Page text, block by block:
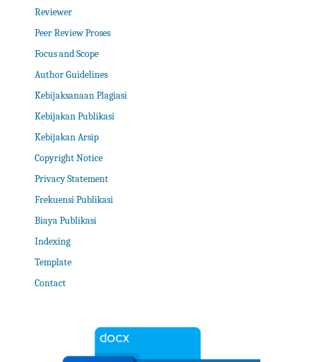
Reviewer
Peer Review Proses
Focus and Scope
Author Guidelines
Kebijaksanaan Plagiasi
Kebijakan Publikasi
Kebijakan Arsip
Copyright Notice
Privacy Statement
Frekuensi Publikasi
Biaya Publikasi
Indexing
Template
Contact